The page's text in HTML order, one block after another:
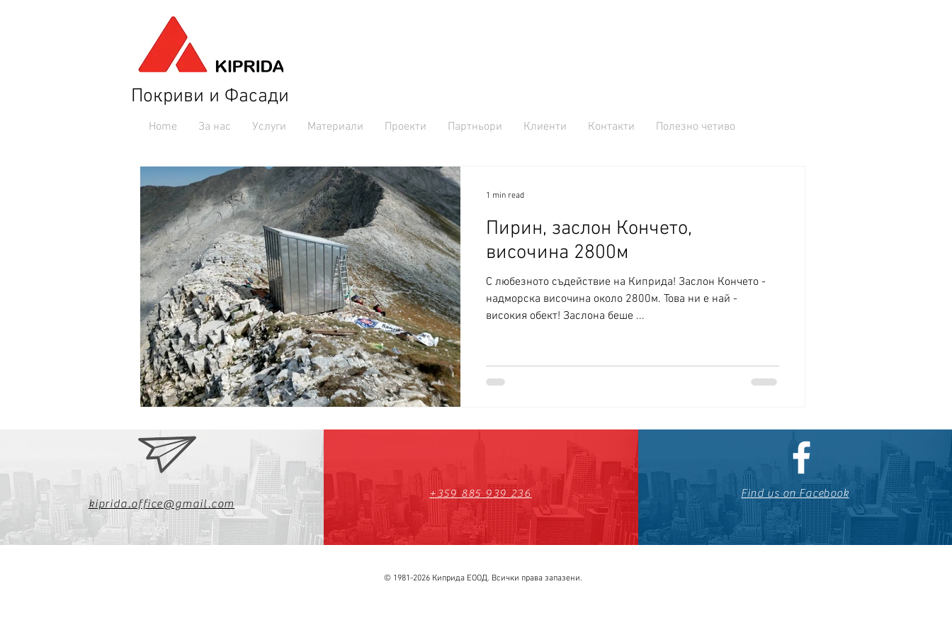
Покриви и Фасади
Home За нас Услуги Материали Проекти Партньори Клиенти Контакти Полезно четиво
Пирин, заслон Кончето,
височина 2800м
С любезното съдействие на Киприда! Заслон Кончето -
надморска височина около 2800м. Това ни е най -
високия обект! Заслона беше ...
1 min read
kiprida.office@gmail.com
+359 885 939 236 Find us on Facebook
© 1981-2026 Киприда ЕООД. Всички права запазени.